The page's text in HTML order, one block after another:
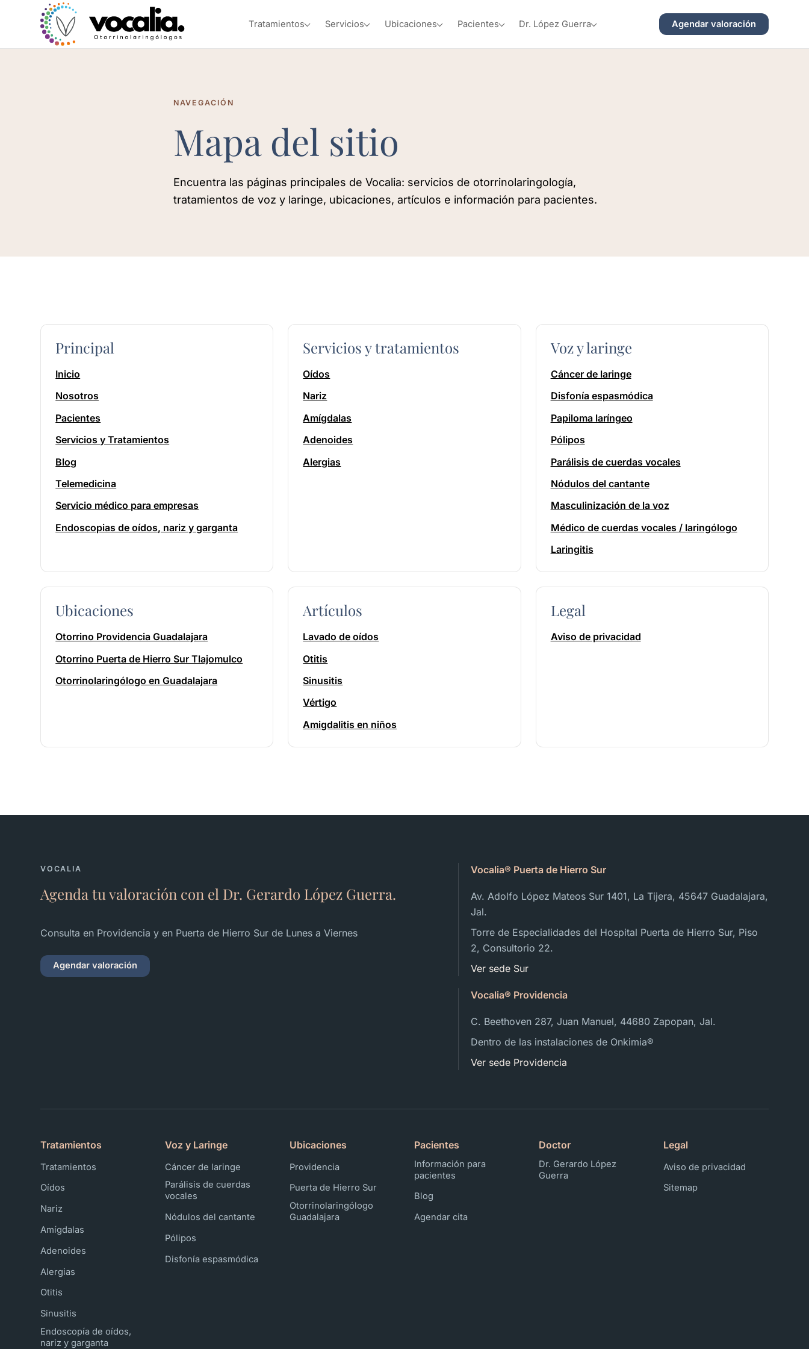
Tratamientos Servicios Ubicaciones Pacientes Dr. López Guerra Agendar valoración
NAVEGACIÓN
Mapa del sitio
Encuentra las páginas principales de Vocalia: servicios de otorrinolaringología,
tratamientos de voz y laringe, ubicaciones, artículos e información para pacientes.
Principal
Inicio
Nosotros
Pacientes
Servicios y Tratamientos
Blog
Telemedicina
Servicio médico para empresas
Endoscopias de oídos, nariz y garganta
Servicios y tratamientos
Oídos
Nariz
Amígdalas
Adenoides
Alergias
Voz y laringe
Cáncer de laringe
Disfonía espasmódica
Papiloma laríngeo
Pólipos
Parálisis de cuerdas vocales
Nódulos del cantante
Masculinización de la voz
Médico de cuerdas vocales / laringólogo
Laringitis
Ubicaciones
Otorrino Providencia Guadalajara
Otorrino Puerta de Hierro Sur Tlajomulco
Otorrinolaringólogo en Guadalajara
Artículos
Lavado de oídos
Otitis
Sinusitis
Vértigo
Amigdalitis en niños
Legal
Aviso de privacidad
VOCALIA
Agenda tu valoración con el Dr. Gerardo López Guerra.
Consulta en Providencia y en Puerta de Hierro Sur de Lunes a Viernes
Agendar valoración
Vocalia® Puerta de Hierro Sur
Av. Adolfo López Mateos Sur 1401, La Tijera, 45647 Guadalajara,
Jal.
Torre de Especialidades del Hospital Puerta de Hierro Sur, Piso
2, Consultorio 22.
Ver sede Sur
Vocalia® Providencia
C. Beethoven 287, Juan Manuel, 44680 Zapopan, Jal.
Dentro de las instalaciones de Onkimia®️
Ver sede Providencia
Tratamientos
Tratamientos
Oídos
Nariz
Amígdalas
Adenoides
Alergias
Otitis
Sinusitis
Endoscopía de oídos,
nariz y garganta
Voz y Laringe
Cáncer de laringe
Parálisis de cuerdas
vocales
Nódulos del cantante
Pólipos
Disfonía espasmódica
Ubicaciones
Providencia
Puerta de Hierro Sur
Otorrinolaringólogo
Guadalajara
Pacientes
Información para
pacientes
Blog
Agendar cita
Doctor
Dr. Gerardo López
Guerra
Legal
Aviso de privacidad
Sitemap